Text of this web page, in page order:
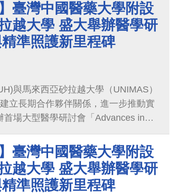
臺灣中國醫藥大學附設
越大學 盛大舉辦醫學研
準照護新里程碑
與馬來西亞砂拉越大學（UNIMAS）
立長期合作夥伴關係，進一步推動實
場大型醫學研討會「Advances in
金森症新療法及心房顫動治療等精准
心黃致錕院長在開幕致詞中表示，此
創新科技的成果，也開啟台馬醫療合
流、共同造福民眾健康。
臺灣中國醫藥大學附設
越大學 盛大舉辦醫學研
準照護新里程碑